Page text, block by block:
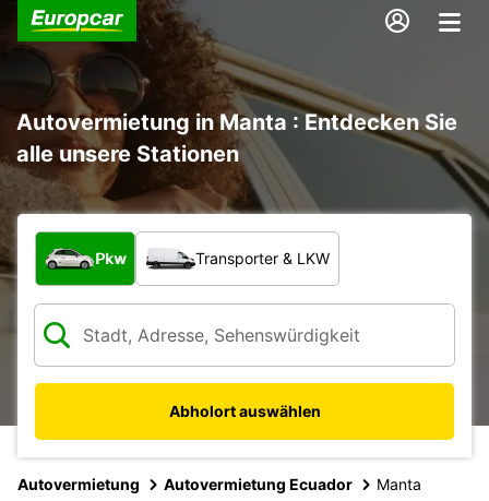
Autovermietung in Manta : Entdecken Sie
alle unsere Stationen
Welche Art von Fahrzeug?
Pkw Transporter & LKW
Abholort auswählen
Autovermietung Autovermietung Ecuador Manta